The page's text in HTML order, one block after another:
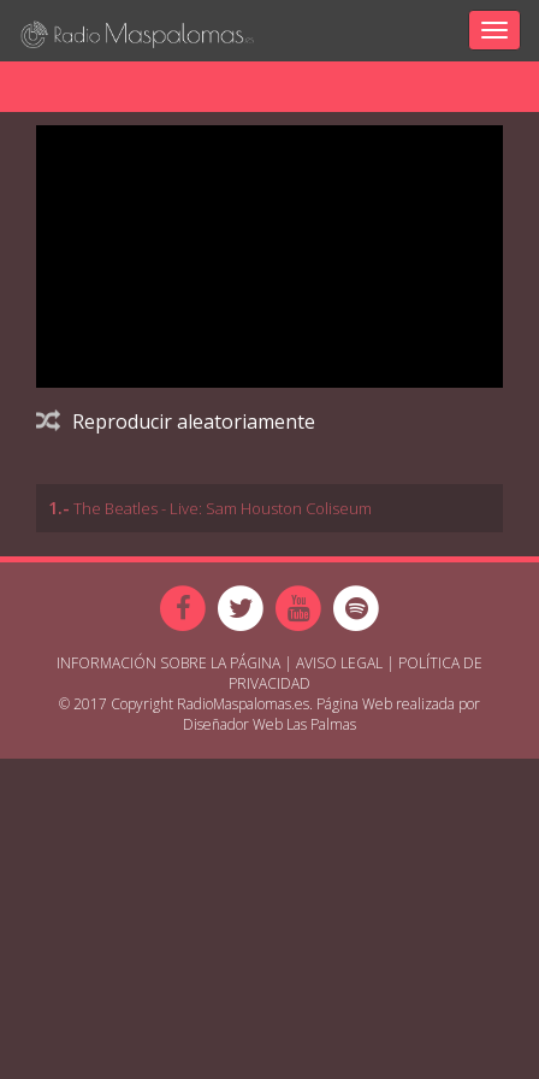
Reproducir aleatoriamente
1.- The Beatles - Live: Sam Houston Coliseum
INFORMACIÓN SOBRE LA PÁGINA | AVISO LEGAL | POLÍTICA DE
PRIVACIDAD
© 2017 Copyright RadioMaspalomas.es. Página Web realizada por
Diseñador Web Las Palmas